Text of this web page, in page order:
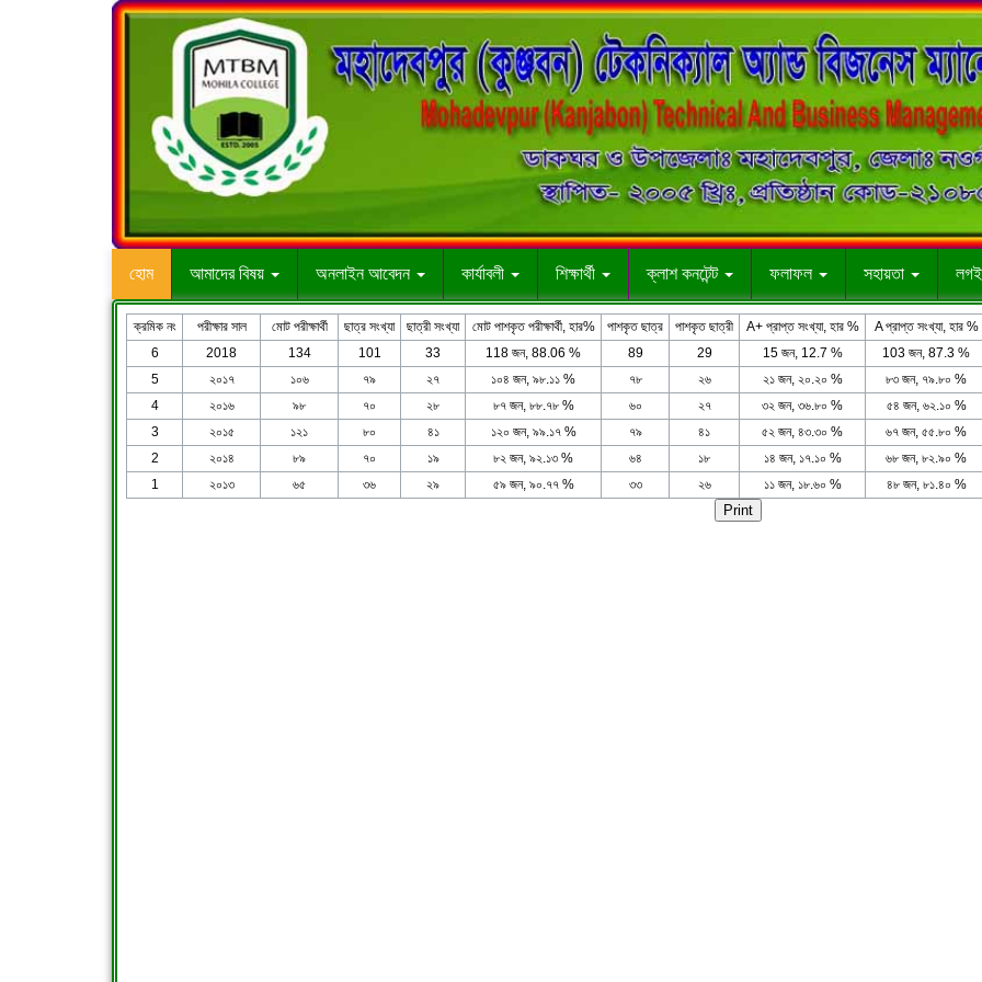
হোম আমাদের বিষয় অনলাইন আবেদন কার্যাবলী শিক্ষার্থী ক্লাশ কনটেন্ট ফলাফল সহায়তা